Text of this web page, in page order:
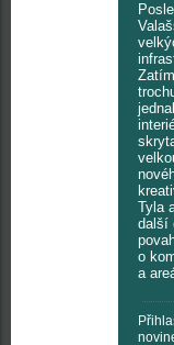
Tyla
další
o
a